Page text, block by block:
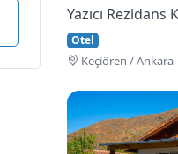
Yazıcı Rezidans
Otel
Keçi̇ören / Ankara